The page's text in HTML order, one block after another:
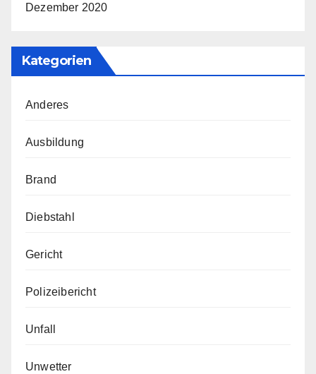
Dezember 2020
Kategorien
Anderes
Ausbildung
Brand
Diebstahl
Gericht
Polizeibericht
Unfall
Unwetter